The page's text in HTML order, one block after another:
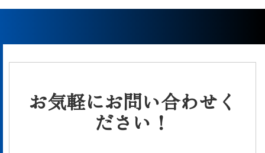
お気軽にお問い合わせく
ださい！